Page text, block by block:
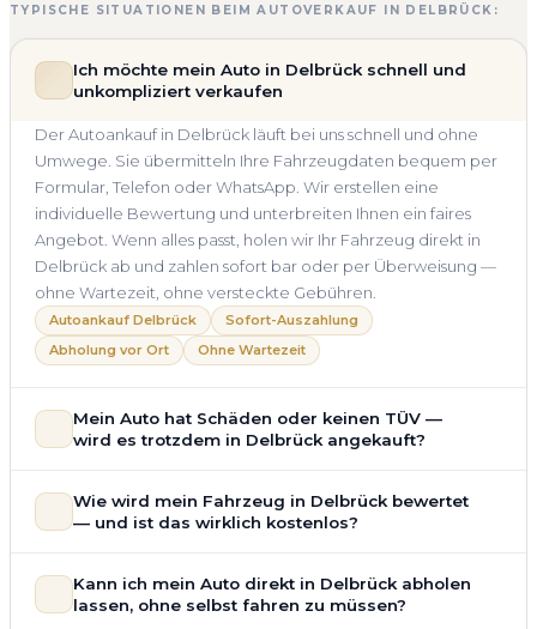
TYPISCHE SITUATIONEN BEIM AUTOVERKAUF IN DELBRÜCK:
Ich möchte mein Auto in Delbrück schnell und
unkompliziert verkaufen
Der Autoankauf in Delbrück läuft bei uns schnell und ohne
Umwege. Sie übermitteln Ihre Fahrzeugdaten bequem per
Formular, Telefon oder WhatsApp. Wir erstellen eine
individuelle Bewertung und unterbreiten Ihnen ein faires
Angebot. Wenn alles passt, holen wir Ihr Fahrzeug direkt in
Delbrück ab und zahlen sofort bar oder per Überweisung —
ohne Wartezeit, ohne versteckte Gebühren.
Autoankauf Delbrück
Sofort-Auszahlung
Abholung vor Ort
Ohne Wartezeit
Mein Auto hat Schäden oder keinen TÜV —
wird es trotzdem in Delbrück angekauft?
Motorschaden, Getriebeschaden, abgelaufenem TÜV oder
allgemeinem Reparaturbedarf direkt in Delbrück an. Der
Bewertung ein. Anders als Online-Rechner berücksichtigen
wir den realen Zustand und die aktuelle Nachfrage für eine
Wie wird mein Fahrzeug in Delbrück bewertet
— und ist das wirklich kostenlos?
ist vollständig kostenlos und unverbindlich. Wir prüfen Marke,
Modell, Baujahr, Kilometerstand, Ausstattung, Pflegezustand
Kann ich mein Auto direkt in Delbrück abholen
lassen, ohne selbst fahren zu müssen?